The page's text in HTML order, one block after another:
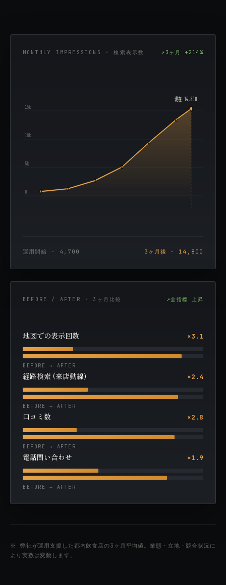
MONTHLY IMPRESSIONS · 検索表示数 3ヶ月 +214%
15k
10k
5k
0
現在 14,800
運用開始 · 4,700 3ヶ月後 · 14,800
BEFORE / AFTER · 3ヶ月比較 全指標 上昇
地図での表示回数 ×3.1
BEFORE → AFTER
経路検索 (来店動線) ×2.4
BEFORE → AFTER
口コミ数 ×2.8
BEFORE → AFTER
電話問い合わせ ×1.9
BEFORE → AFTER
※ 弊社が運用支援した都内飲食店の3ヶ月平均値。業態・立地・競合状況に
より実数は変動します。